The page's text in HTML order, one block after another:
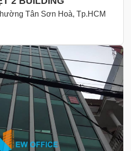
Tân Sơn Hoà, Tp.HCM